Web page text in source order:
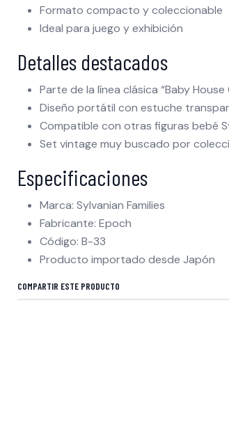
Formato compacto y coleccionable
Ideal para juego y exhibición
Detalles destacados
Parte de la línea clásica “Baby House
Diseño portátil con estuche
Compatible con otras figuras bebé
Set vintage muy buscado por
Especificaciones
Marca: Sylvanian Families
Fabricante: Epoch
Código: B-33
Producto importado desde Japón
COMPARTIR ESTE PRODUCTO